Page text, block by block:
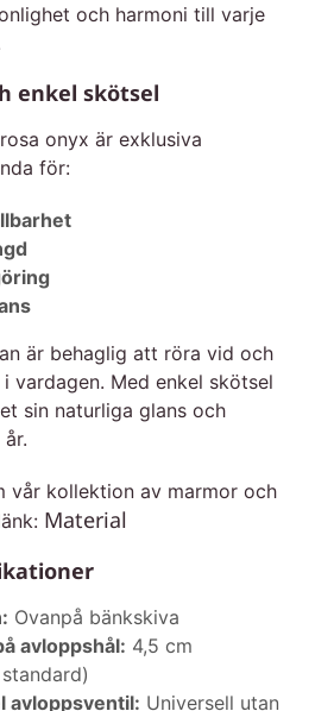
och harmoni till varje
enkel skötsel
onyx är exklusiva
för:
är behaglig att röra vid och
vardagen. Med enkel skötsel
sin naturliga glans och
vår kollektion av marmor och
Material
Ovanpå bänkskiva
avloppshål: 4,5 cm
avloppsventil: Universell utan